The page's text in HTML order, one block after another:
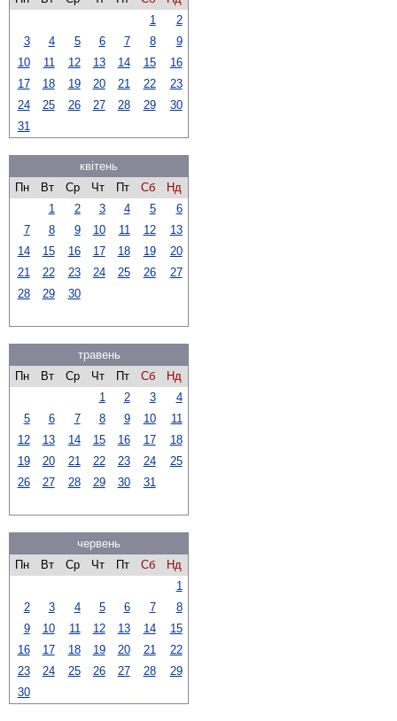
1
2
3
4 5 6 7 8
9
10
11 12 13 14 15
16
17
18 19 20 21 22
23
24
25 26 27 28 29
30
31
квітень
Пн
Вт Ср Чт Пт Сб
Нд
1
2 3 4 5
6
7
8 9 10 11 12
13
14
15 16 17 18 19
20
21
22 23 24 25 26
27
28
29 30
травень
Пн
Вт Ср Чт Пт Сб
Нд
1
2 3
4
5
6 7 8 9 10
11
12
13 14 15 16 17
18
19
20 21 22 23 24
25
26
27 28 29 30 31
червень
Пн
Вт Ср Чт Пт Сб
Нд
1
2
3 4 5 6 7
8
9
10 11 12 13 14
15
16
17 18 19 20 21
22
23
24 25 26 27 28
29
30